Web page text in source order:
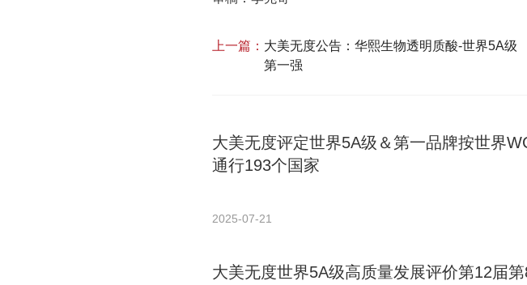
上一篇： 大美无度公告：华熙生物透明质酸‌-世界5A级
第一强
大美无度评定世界5A级＆第一品牌按世界
通行193个国家
2025-07-21
大美无度世界5A级高质量发展评价第12届